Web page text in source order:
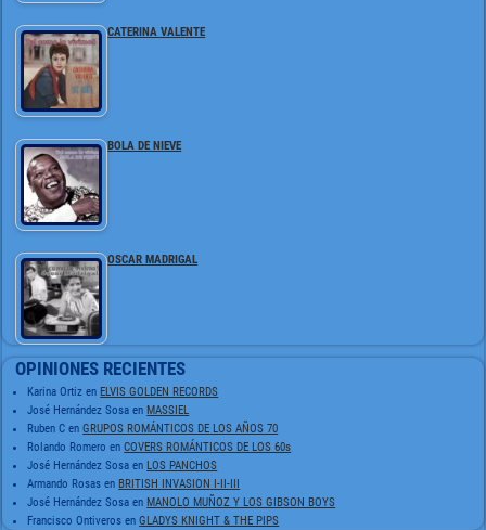
CATERINA VALENTE
BOLA DE NIEVE
OSCAR MADRIGAL
OPINIONES RECIENTES
Karina Ortiz enELVIS GOLDEN RECORDS
José Hernández Sosa enMASSIEL
Ruben C enGRUPOS ROMÁNTICOS DE LOS AÑOS 70
Rolando Romero enCOVERS ROMÁNTICOS DE LOS 60s
José Hernández Sosa enLOS PANCHOS
Armando Rosas enBRITISH INVASION I-II-III
José Hernández Sosa enMANOLO MUÑOZ Y LOS GIBSON BOYS
Francisco Ontiveros enGLADYS KNIGHT & THE PIPS